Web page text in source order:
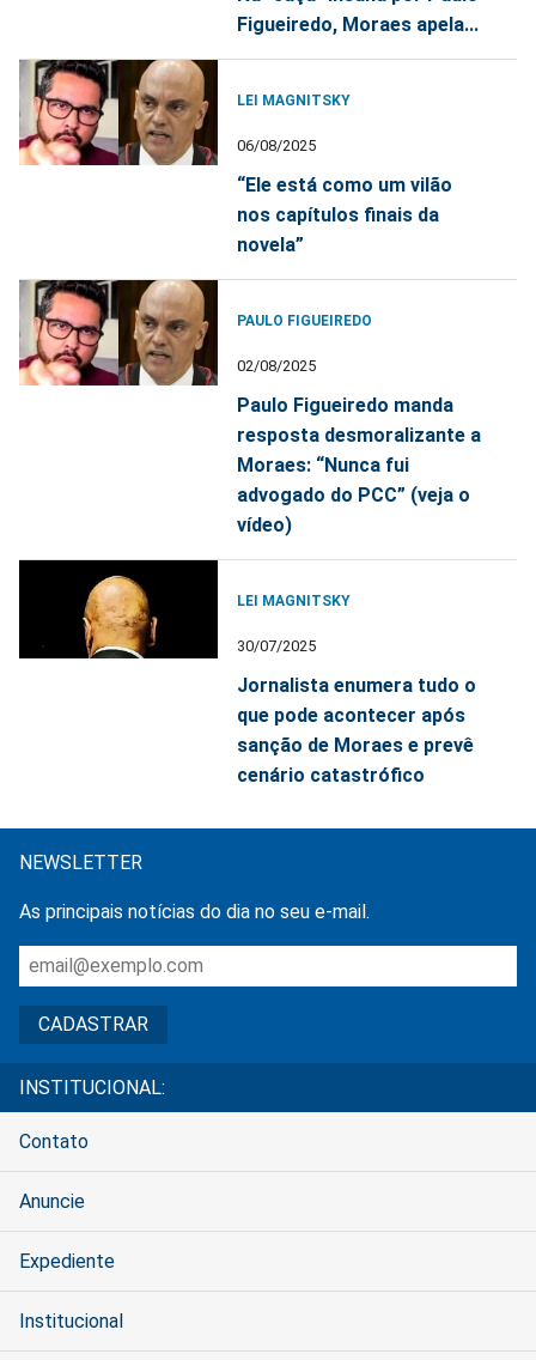
Figueiredo, Moraes apela...
LEI MAGNITSKY
06/08/2025
“Ele está como um vilão
nos capítulos finais da
novela”
PAULO FIGUEIREDO
02/08/2025
Paulo Figueiredo manda
resposta desmoralizante a
Moraes: “Nunca fui
advogado do PCC” (veja o
vídeo)
LEI MAGNITSKY
30/07/2025
Jornalista enumera tudo o
que pode acontecer após
sanção de Moraes e prevê
cenário catastrófico
NEWSLETTER
As principais notícias do dia no seu e-mail.
INSTITUCIONAL:
Contato
Anuncie
Expediente
Institucional